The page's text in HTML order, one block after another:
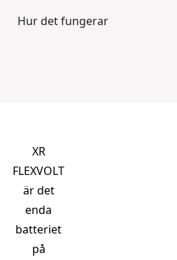
Hur det fungerar
XR
FLEXVOLT
är det
enda
batteriet
på